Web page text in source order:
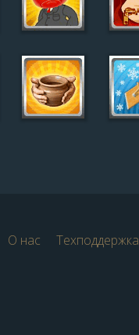
О нас Техподдержка